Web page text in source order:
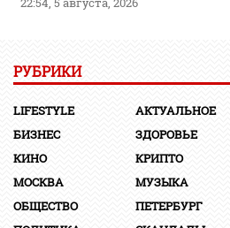
РУБРИКИ
LIFESTYLE АКТУАЛЬНОЕ
БИЗНЕС
ЗДОРОВЬЕ
КИНО
КРИПТО
МОСКВА
МУЗЫКА
ОБЩЕСТВО
ПЕТЕРБУРГ